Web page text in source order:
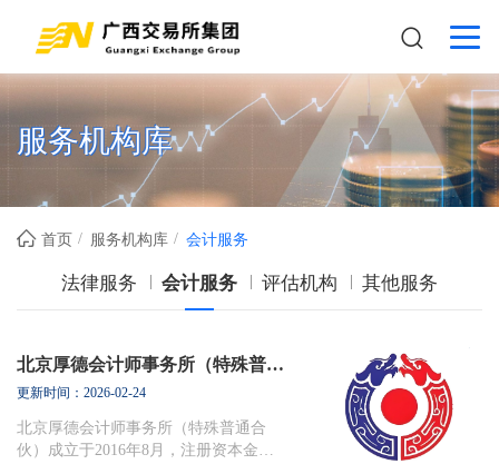
服务机构库
首页 服务机构库 会计服务
法律服务 会计服务 评估机构 其他服务
北京厚德会计师事务所（特殊普通合伙）
更新时间：2026-02-24
北京厚德会计师事务所（特殊普通合
伙）成立于2016年8月，注册资本金为